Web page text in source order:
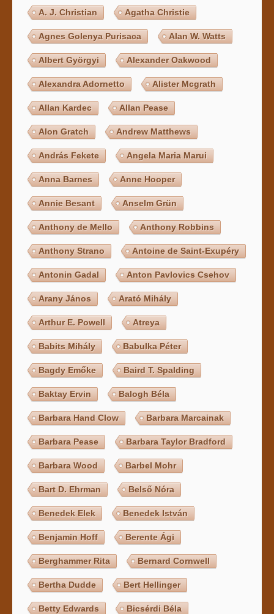
A. J. Christian Agatha Christie
Agnes Golenya Purisaca Alan W. Watts
Albert Györgyi Alexander Oakwood
Alexandra Adornetto Alister Mcgrath
Allan Kardec Allan Pease
Alon Gratch Andrew Matthews
András Fekete Angela Maria Marui
Anna Barnes Anne Hooper
Annie Besant Anselm Grün
Anthony de Mello Anthony Robbins
Anthony Strano Antoine de Saint-Exupéry
Antonin Gadal Anton Pavlovics Csehov
Arany János Arató Mihály
Arthur E. Powell Atreya
Babits Mihály Babulka Péter
Bagdy Emőke Baird T. Spalding
Baktay Ervin Balogh Béla
Barbara Hand Clow Barbara Marcainak
Barbara Pease Barbara Taylor Bradford
Barbara Wood Barbel Mohr
Bart D. Ehrman Belső Nóra
Benedek Elek Benedek István
Benjamin Hoff Berente Ági
Berghammer Rita Bernard Cornwell
Bertha Dudde Bert Hellinger
Betty Edwards Bicsérdi Béla